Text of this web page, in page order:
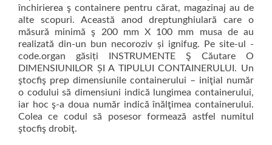
închirierea ş containere pentru cărat, magazinaj au de
alte scopuri. Această anod dreptunghiulară care o
măsură minimă ş 200 mm X 100 mm musa de au
realizată din-un bun necoroziv și ignifug. Pe site-ul -
code.organ găsiți INSTRUMENTE Ş Căutare O
DIMENSIUNILOR ȘI A TIPULUI CONTAINERULUI. Un
ştocfiş prep dimensiunile containerului – iniţial număr
o codului să dimensiuni indică lungimea containerului,
iar hoc ş-a doua număr indică înălţimea containerului.
Colea ce codul să posesor formează astfel numitul
ştocfiş drobiţ.